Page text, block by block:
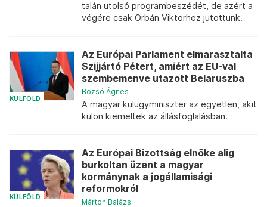
talán utolsó programbeszédét, de azért a
végére csak Orbán Viktorhoz jutottunk.
KÜLFÖLD
Az Európai Parlament elmarasztalta
Szijjártó Pétert, amiért az EU-val
szembemenve utazott Belaruszba
Bozsó Ágnes
A magyar külügyminiszter az egyetlen, akit
külön kiemeltek az állásfoglalásban.
KÜLFÖLD
Az Európai Bizottság elnöke alig
burkoltan üzent a magyar
kormánynak a jogállamisági
reformokról
Márton Balázs